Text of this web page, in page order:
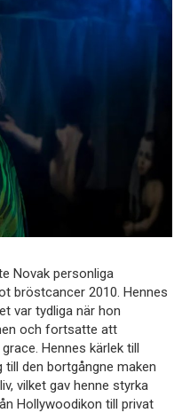
Novak personliga
bröstcancer 2010. Hennes
var tydliga när hon
och fortsatte att
Hennes kärlek till
den bortgångne maken
vilket gav henne styrka
Hollywoodikon till privat